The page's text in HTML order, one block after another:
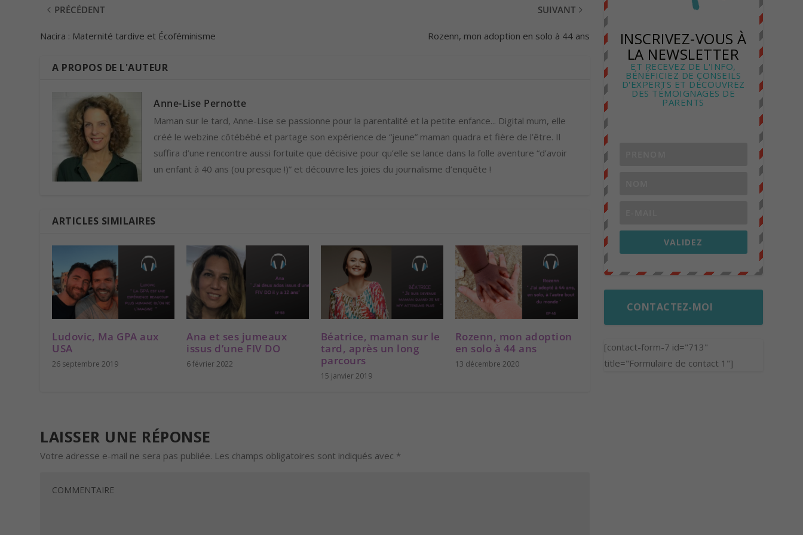
d
u
e
r
u
m
e
PRÉCÉDENT
Nacira : Maternité tardive et Écoféminisme
SUIVANT
Rozenn, mon adoption en solo à 44 ans
A PROPOS DE L'AUTEUR
Anne-Lise Pernotte
Maman sur le tard, Anne-Lise se passionne pour la parentalité et la petite enfance... Digital mum, elle
créé le webzine côtébébé et partage son expérience de “jeune” maman quadra et fière de l’être. Il
suffira d’une rencontre aussi fortuite que décisive pour qu’elle se lance dans la folle aventure “d’avoir
un enfant à 40 ans (ou presque !)” et découvre les joies du journalisme d’enquête !
ARTICLES SIMILAIRES
Ludovic, Ma GPA aux
USA
26 septembre 2019
Ana et ses jumeaux
issus d’une FIV DO
6 février 2022
Béatrice, maman sur le
tard, après un long
parcours
15 janvier 2019
Rozenn, mon adoption
en solo à 44 ans
13 décembre 2020
LAISSER UNE RÉPONSE
Votre adresse e-mail ne sera pas publiée. Les champs obligatoires sont indiqués avec *
INSCRIVEZ-VOUS À
LA NEWSLETTER
ET RECEVEZ DE L'INFO,
BÉNÉFICIEZ DE CONSEILS
D'EXPERTS ET DÉCOUVREZ
DES TÉMOIGNAGES DE
PARENTS
VALIDEZ
CONTACTEZ-MOI
[contact-form-7 id="713"
title="Formulaire de contact 1"]